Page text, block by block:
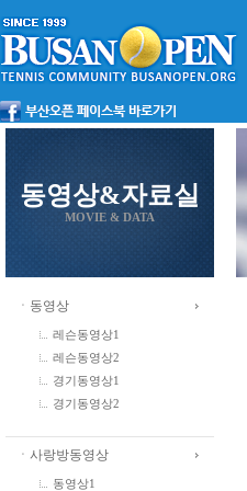
동영상&자료실
MOVIE & DATA
ㆍ동영상
레슨동영상1
레슨동영상2
경기동영상1
경기동영상2
ㆍ사랑방동영상
동영상1